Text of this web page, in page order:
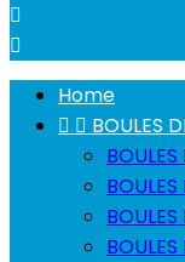


Home
  BOULES